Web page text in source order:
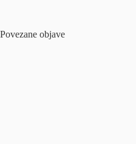
Povezane objave